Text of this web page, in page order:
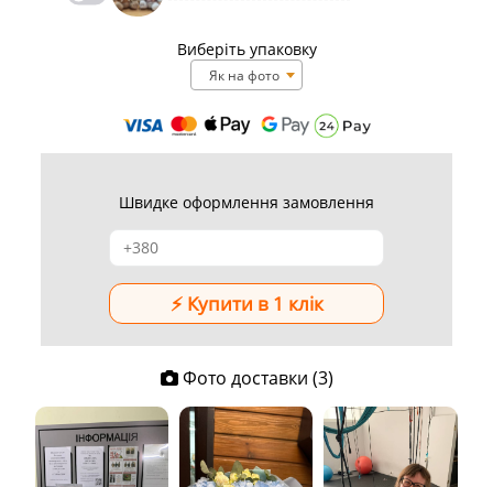
Виберіть упаковку
Як на фото
Швидке оформлення замовлення
Фото доставки (3)